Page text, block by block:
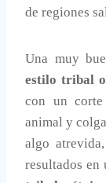
de regiones
Una muy
estilo tribal
con un
animal y
algo
resultados en